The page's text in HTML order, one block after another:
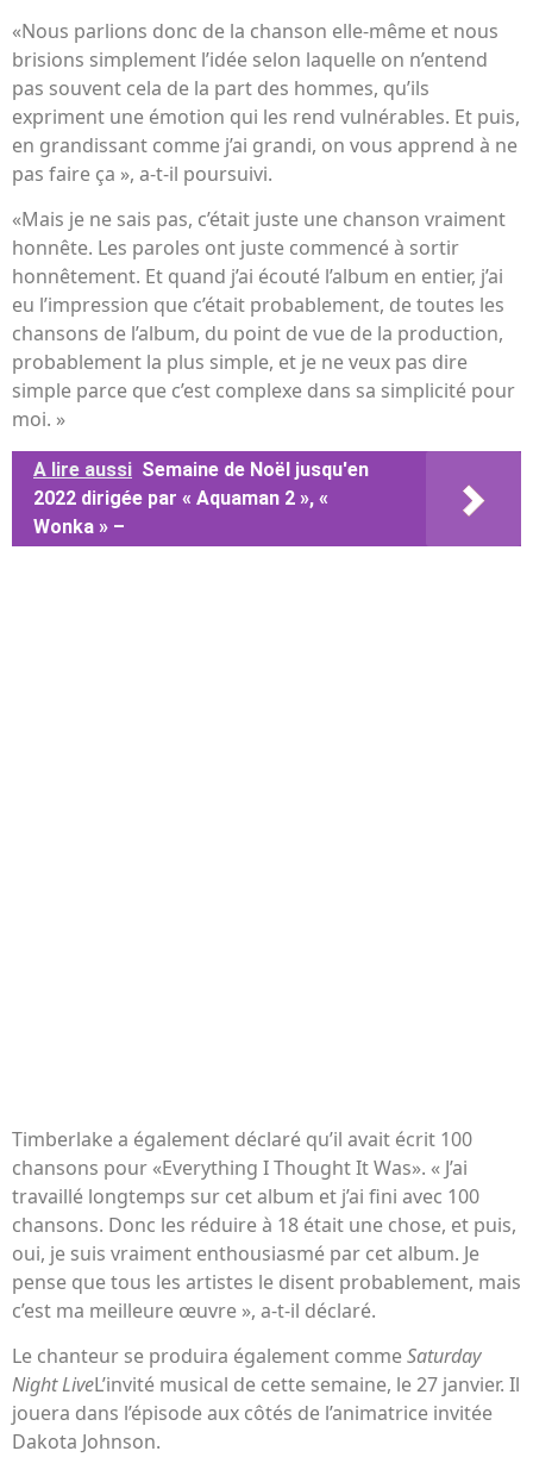
«Nous parlions donc de la chanson elle-même et nous
brisions simplement l’idée selon laquelle on n’entend
pas souvent cela de la part des hommes, qu’ils
expriment une émotion qui les rend vulnérables. Et puis,
en grandissant comme j’ai grandi, on vous apprend à ne
pas faire ça », a-t-il poursuivi.
«Mais je ne sais pas, c’était juste une chanson vraiment
honnête. Les paroles ont juste commencé à sortir
honnêtement. Et quand j’ai écouté l’album en entier, j’ai
eu l’impression que c’était probablement, de toutes les
chansons de l’album, du point de vue de la production,
probablement la plus simple, et je ne veux pas dire
simple parce que c’est complexe dans sa simplicité pour
moi. »
A lire aussi Semaine de Noël jusqu'en
2022 dirigée par « Aquaman 2 », «
Wonka » –
Timberlake a également déclaré qu’il avait écrit 100
chansons pour «Everything I Thought It Was». « J’ai
travaillé longtemps sur cet album et j’ai fini avec 100
chansons. Donc les réduire à 18 était une chose, et puis,
oui, je suis vraiment enthousiasmé par cet album. Je
pense que tous les artistes le disent probablement, mais
c’est ma meilleure œuvre », a-t-il déclaré.
Le chanteur se produira également commeSaturday
Night LiveL’invité musical de cette semaine, le 27 janvier. Il
jouera dans l’épisode aux côtés de l’animatrice invitée
Dakota Johnson.